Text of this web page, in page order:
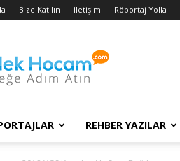
Bize Katılın İletişim Röportaj Yolla
REHBER YAZILAR